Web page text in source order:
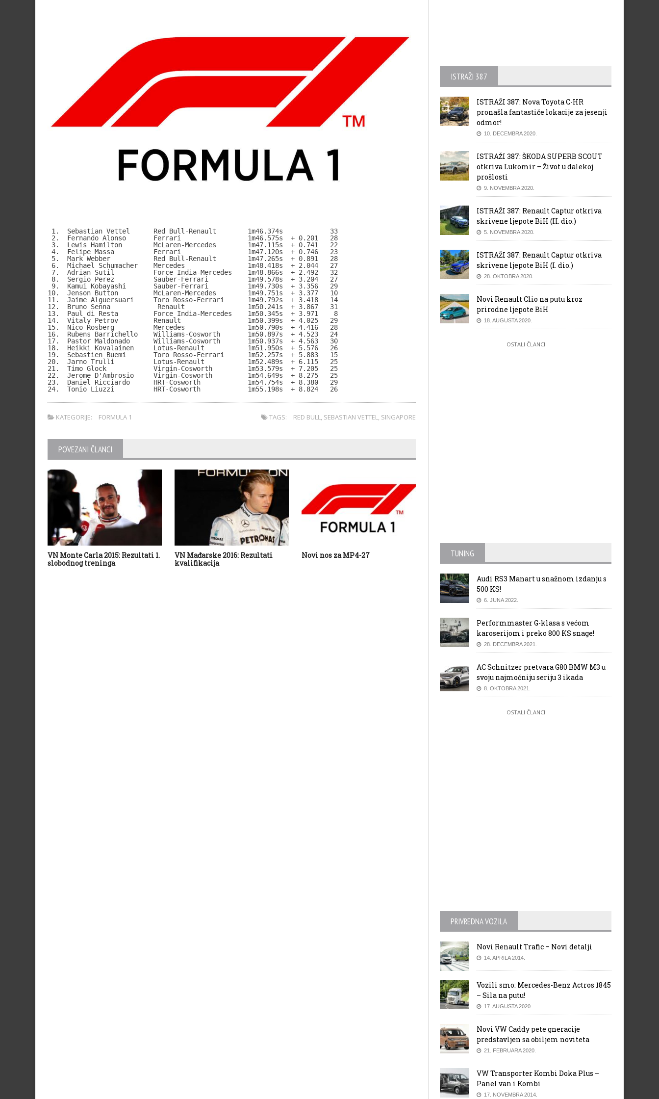
1.  Sebastian Vettel      Red Bull-Renault        1m46.374s            33
2.  Fernando Alonso       Ferrari                 1m46.575s  + 0.201   28
3.  Lewis Hamilton        McLaren-Mercedes        1m47.115s  + 0.741   22
4.  Felipe Massa          Ferrari                 1m47.120s  + 0.746   23
5.  Mark Webber           Red Bull-Renault        1m47.265s  + 0.891   28
6.  Michael Schumacher    Mercedes                1m48.418s  + 2.044   27
7.  Adrian Sutil          Force India-Mercedes    1m48.866s  + 2.492   32
8.  Sergio Perez          Sauber-Ferrari          1m49.578s  + 3.204   27
9.  Kamui Kobayashi       Sauber-Ferrari          1m49.730s  + 3.356   29
10.  Jenson Button         McLaren-Mercedes        1m49.751s  + 3.377   10
11.  Jaime Alguersuari     Toro Rosso-Ferrari      1m49.792s  + 3.418   14
12.  Bruno Senna            Renault                1m50.241s  + 3.867   31
13.  Paul di Resta         Force India-Mercedes    1m50.345s  + 3.971    8
14.  Vitaly Petrov         Renault                 1m50.399s  + 4.025   29
15.  Nico Rosberg          Mercedes                1m50.790s  + 4.416   28
16.  Rubens Barrichello    Williams-Cosworth       1m50.897s  + 4.523   24
17.  Pastor Maldonado      Williams-Cosworth       1m50.937s  + 4.563   30
18.  Heikki Kovalainen     Lotus-Renault           1m51.950s  + 5.576   26
19.  Sebastien Buemi       Toro Rosso-Ferrari      1m52.257s  + 5.883   15
20.  Jarno Trulli          Lotus-Renault           1m52.489s  + 6.115   25
21.  Timo Glock            Virgin-Cosworth         1m53.579s  + 7.205   25
22.  Jerome D'Ambrosio     Virgin-Cosworth         1m54.649s  + 8.275   25
23.  Daniel Ricciardo      HRT-Cosworth            1m54.754s  + 8.380   29
24.  Tonio Liuzzi          HRT-Cosworth            1m55.198s  + 8.824   26
KATEGORIJE: FORMULA 1 TAGS: RED BULL, SEBASTIAN VETTEL, SINGAPORE
POVEZANI ČLANCI
VN Monte Carla 2015: Rezultati 1.
slobodnog treninga
VN Mađarske 2016: Rezultati
kvalifikacija
Novi nos za MP4-27 F1 kocnice
ISTRAŽI 387
ISTRAŽI 387: Nova Toyota C-HR
pronašla fantastiče lokacije za jesenji
odmor!
10. DECEMBRA 2020.
ISTRAŽI 387: ŠKODA SUPERB SCOUT
otkriva Lukomir – Život u dalekoj
prošlosti
9. NOVEMBRA 2020.
ISTRAŽI 387: Renault Captur otkriva
skrivene ljepote BiH (II. dio.)
5. NOVEMBRA 2020.
ISTRAŽI 387: Renault Captur otkriva
skrivene ljepote BiH (I. dio.)
28. OKTOBRA 2020.
Novi Renault Clio na putu kroz
prirodne ljepote BiH
18. AUGUSTA 2020.
OSTALI ČLANCI
TUNING
Audi RS3 Manart u snažnom izdanju s
500 KS!
6. JUNA 2022.
Performmaster G-klasa s većom
karoserijom i preko 800 KS snage!
28. DECEMBRA 2021.
AC Schnitzer pretvara G80 BMW M3 u
svoju najmoćniju seriju 3 ikada
8. OKTOBRA 2021.
OSTALI ČLANCI
PRIVREDNA VOZILA
Novi Renault Trafic – Novi detalji
14. APRILA 2014.
Vozili smo: Mercedes-Benz Actros 1845
– Sila na putu!
17. AUGUSTA 2020.
Novi VW Caddy pete gneracije
predstavljen sa obiljem noviteta
21. FEBRUARA 2020.
VW Transporter Kombi Doka Plus –
Panel van i Kombi
17. NOVEMBRA 2014.